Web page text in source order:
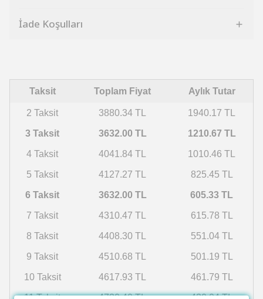
İade Koşulları
Taksit Toplam Fiyat Aylık Tutar
2 Taksit 3880.34 TL 1940.17 TL
3 Taksit 3632.00 TL 1210.67 TL
4 Taksit 4041.84 TL 1010.46 TL
5 Taksit 4127.27 TL 825.45 TL
6 Taksit 3632.00 TL 605.33 TL
7 Taksit 4310.47 TL 615.78 TL
8 Taksit 4408.30 TL 551.04 TL
9 Taksit 4510.68 TL 501.19 TL
10 Taksit 4617.93 TL 461.79 TL